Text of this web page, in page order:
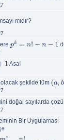
mıdır?
pk=n! −n− 1
Asal
şekilde tüm (a,b)
doğal sayılarda
Bir Uygulaması